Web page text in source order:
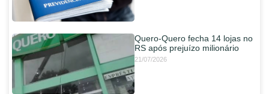
Quero-Quero fecha 14 lojas no
RS após prejuízo milionário
21/07/2026